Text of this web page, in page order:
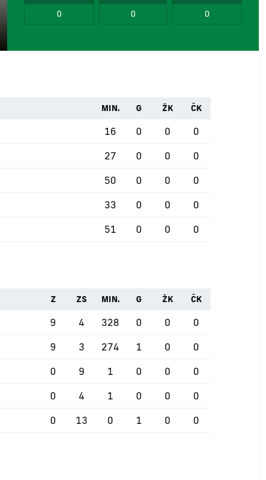
0 0 0
MIN. G ŽK ČK
16 0 0 0
27 0 0 0
50 0 0 0
33 0 0 0
51 0 0 0
Z ZS MIN. G ŽK ČK
9 4 328 0 0 0
9 3 274 1 0 0
0 9 1 0 0 0
0 4 1 0 0 0
0 13 0 1 0 0